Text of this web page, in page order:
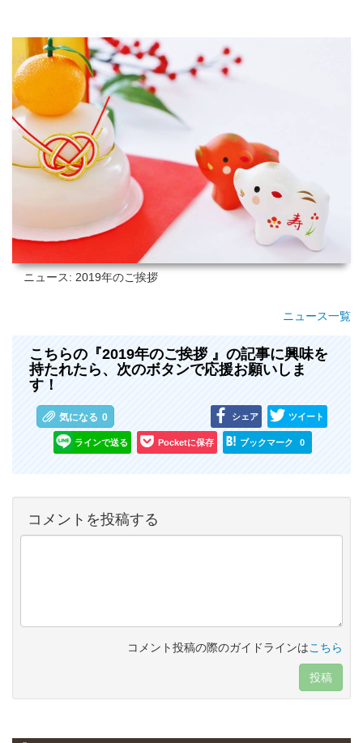
ニュース: 2019年のご挨拶
ニュース一覧
こちらの『2019年のご挨拶 』の記事に興味を
持たれたら、次のボタンで応援お願いしま
す！
気になる 0 シェア ツイート
ラインで送る Pocketに保存 ブックマーク 0
コメントを投稿する
コメント投稿の際のガイドラインはこちら
投稿